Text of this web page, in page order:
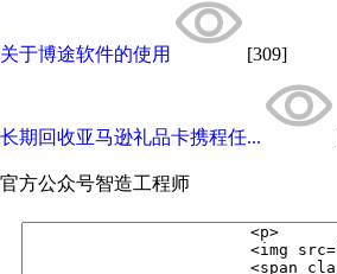
关于博途软件的使用 [309]
长期回收亚马逊礼品卡携程任...
官方公众号智造工程师